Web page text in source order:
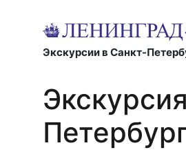
Экскурсии в Санкт-